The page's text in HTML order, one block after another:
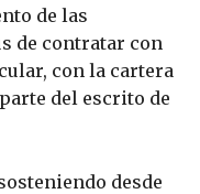
de las
de contratar con
con la cartera
del escrito de
desde